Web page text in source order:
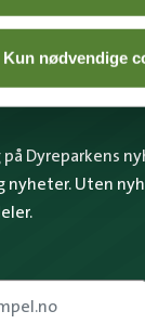
Kun nødvendige
Dyreparkens
nyheter. Uten